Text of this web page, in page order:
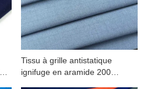
Tissu à grille antistatique
ignifuge en aramide 200